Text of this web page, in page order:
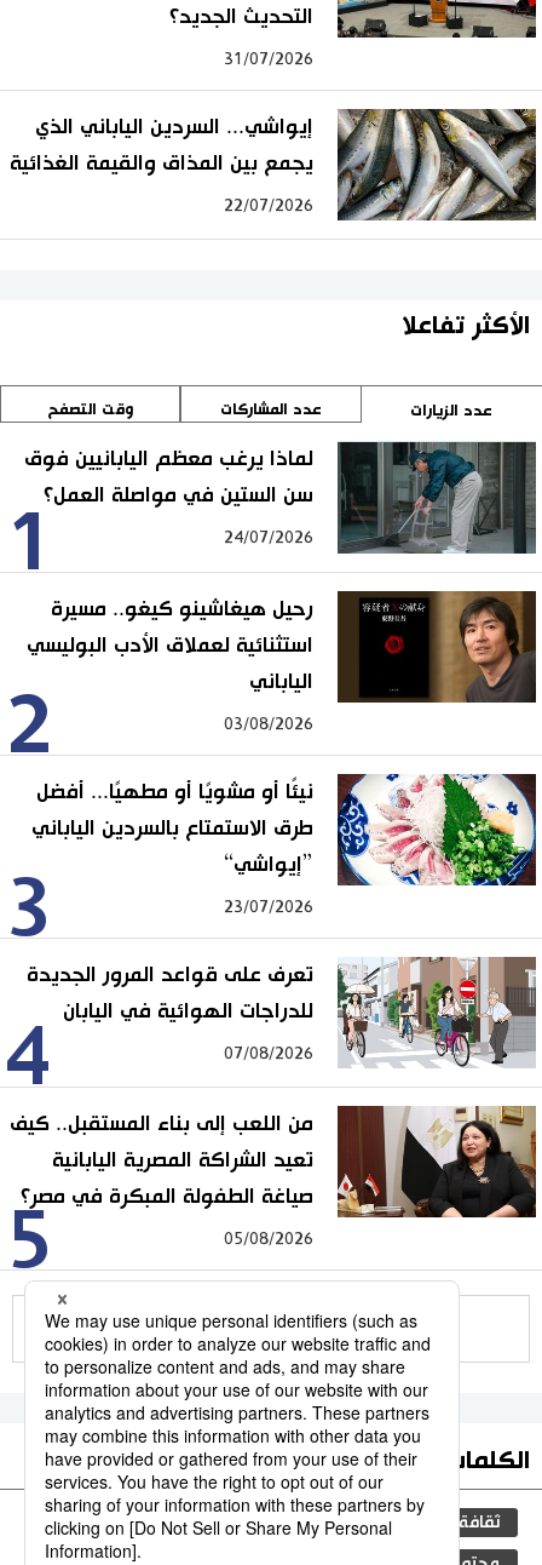
التحديث الجديد؟
31/07/2026
إيواشي... السردين الياباني الذي
يجمع بين المذاق والقيمة الغذائية
22/07/2026
الأكثر تفاعلا
عدد الزيارات عدد المشاركات وقت التصفح
1
لماذا يرغب معظم اليابانيين فوق
سن الستين في مواصلة العمل؟
24/07/2026
2
رحيل هيغاشينو كيغو.. مسيرة
استثنائية لعملاق الأدب البوليسي
الياباني
03/08/2026
3
نيئًا أو مشويًا أو مطهيًا... أفضل
طرق الاستمتاع بالسردين الياباني
”إيواشي“
23/07/2026
4
تعرف على قواعد المرور الجديدة
للدراجات الهوائية في اليابان
07/08/2026
5
من اللعب إلى بناء المستقبل.. كيف
تعيد الشراكة المصرية اليابانية
صياغة الطفولة المبكرة في مصر؟
05/08/2026
للمزيد
الكلمات الأكثر بحثا
ثقافة التعليم الياباني اليابان جيجي برس